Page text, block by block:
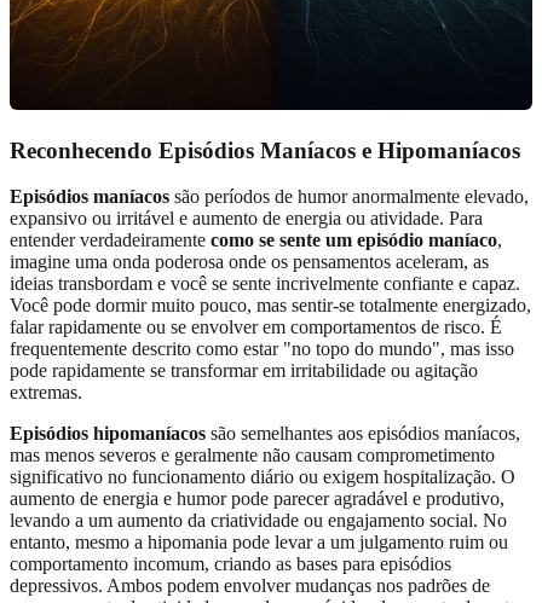
Reconhecendo Episódios Maníacos e Hipomaníacos
Episódios maníacos são períodos de humor anormalmente elevado,
expansivo ou irritável e aumento de energia ou atividade. Para
entender verdadeiramente como se sente um episódio maníaco,
imagine uma onda poderosa onde os pensamentos aceleram, as
ideias transbordam e você se sente incrivelmente confiante e capaz.
Você pode dormir muito pouco, mas sentir-se totalmente energizado,
falar rapidamente ou se envolver em comportamentos de risco. É
frequentemente descrito como estar "no topo do mundo", mas isso
pode rapidamente se transformar em irritabilidade ou agitação
extremas.
Episódios hipomaníacos são semelhantes aos episódios maníacos,
mas menos severos e geralmente não causam comprometimento
significativo no funcionamento diário ou exigem hospitalização. O
aumento de energia e humor pode parecer agradável e produtivo,
levando a um aumento da criatividade ou engajamento social. No
entanto, mesmo a hipomania pode levar a um julgamento ruim ou
comportamento incomum, criando as bases para episódios
depressivos. Ambos podem envolver mudanças nos padrões de